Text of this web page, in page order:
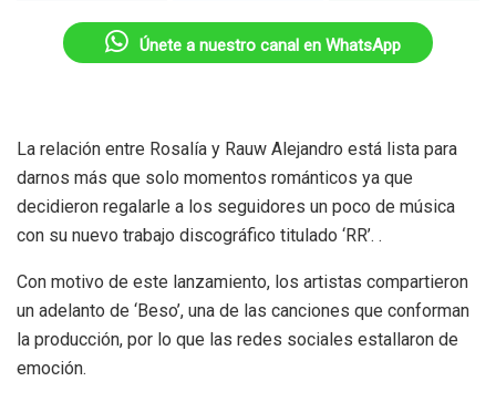
Únete a nuestro canal en WhatsApp
La relación entre Rosalía y Rauw Alejandro está lista para
darnos más que solo momentos románticos ya que
decidieron regalarle a los seguidores un poco de música
con su nuevo trabajo discográfico titulado ‘RR’. .
Con motivo de este lanzamiento, los artistas compartieron
un adelanto de ‘Beso’, una de las canciones que conforman
la producción, por lo que las redes sociales estallaron de
emoción.